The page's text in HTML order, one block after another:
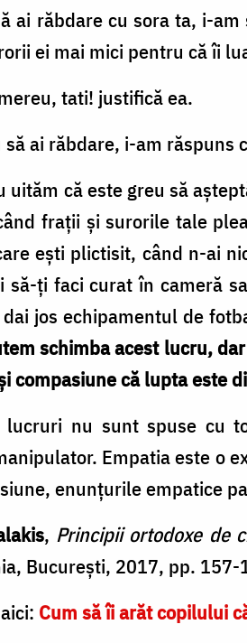
ai răbdare cu sora ta, i-
ei mai mici pentru că îi
tati! justifică ea.
să ai răbdare, i-am răspuns
uităm că este greu să
frații și surorile tale
ești plictisit, când n-ai
să-ți faci curat în cameră
dai jos echipamentul de
schimba acest lucru,
compasiune că lupta este
lucruri nu sunt spuse cu
Empatia este o
enunțurile empatice
, Principii ortodoxe de
București, 2017, pp. 157-
Cum să îi arăt copilului